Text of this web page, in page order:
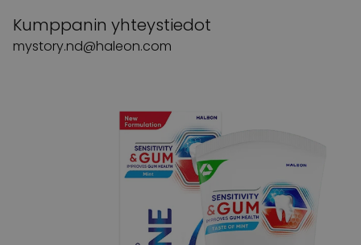
Kumppanin yhteystiedot
mystory.nd@haleon.com